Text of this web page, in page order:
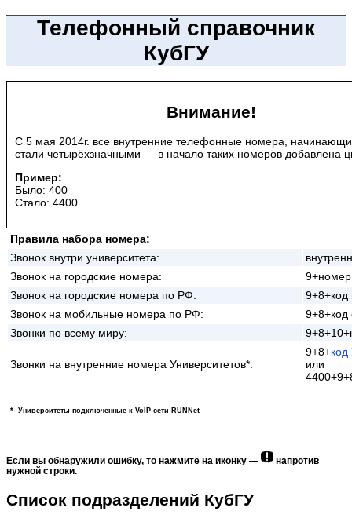
Телефонный справочник
КубГУ
Внимание!
С 5 мая 2014г. все внутренние телефонные номера,
стали четырёхзначными — в начало таких номеров добавлена
Пример:
Было: 400
Стало: 4400
Правила набора номера:
Звонок внутри университета:
Звонок на городские номера:
Звонок на городские номера по РФ:
Звонок на мобильные номера по РФ:
Звонки по всему миру:
Звонки на внутренние номера Университетов*:
9+8+код
или
*- Университеты подключенные к VoIP-сети RUNNet
Если вы обнаружили ошибку, то нажмите на иконку —
напротив
нужной строки.
Список подразделений КубГУ